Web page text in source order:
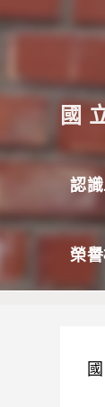
跳
至
要
內
容
國
認
榮
國